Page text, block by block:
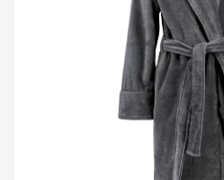
Avaa tuotekuva